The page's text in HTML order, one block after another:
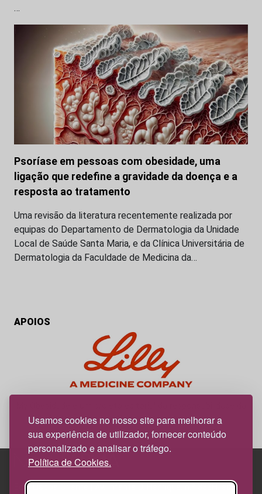
Usamos cookies no nosso site para melhorar a
sua experiência de utilizador, fornecer conteúdo
personalizado e analisar o tráfego.
Política de Cookies.
…
Psoríase em pessoas com obesidade, uma
ligação que redefine a gravidade da doença e a
resposta ao tratamento
Uma revisão da literatura recentemente realizada por
equipas do Departamento de Dermatologia da Unidade
Local de Saúde Santa Maria, e da Clínica Universitária de
Dermatologia da Faculdade de Medicina da…
APOIOS
News Farma, possível com o apoio da Lilly.
Edif. Lisboa Oriente | Av. Infante D. Henrique, n.º 333H, esc.